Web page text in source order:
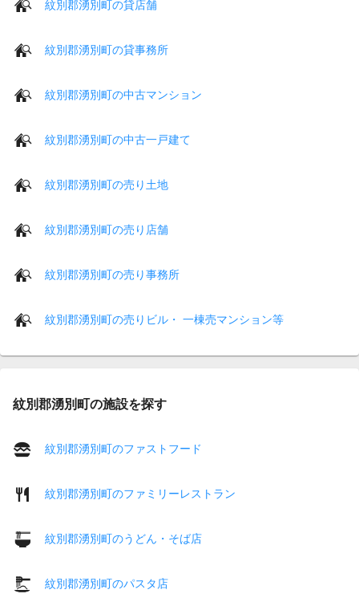
紋別郡湧別町の貸店舗
紋別郡湧別町の貸事務所
紋別郡湧別町の中古マンション
紋別郡湧別町の中古一戸建て
紋別郡湧別町の売り土地
紋別郡湧別町の売り店舗
紋別郡湧別町の売り事務所
紋別郡湧別町の売りビル・ 一棟売マンション等
紋別郡湧別町の施設を探す
紋別郡湧別町のファストフード
紋別郡湧別町のファミリーレストラン
紋別郡湧別町のうどん・そば店
紋別郡湧別町のパスタ店